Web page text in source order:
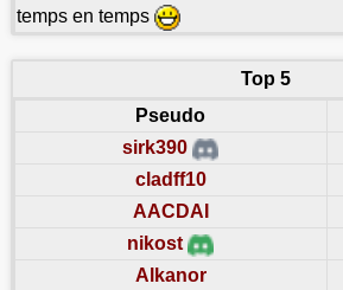
temps en temps
Top 5
Pseudo
sirk390
cladff10
AACDAI
nikost
Alkanor